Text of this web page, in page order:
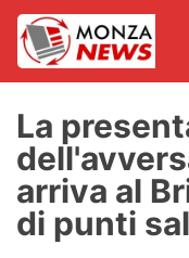
News
AC Monza
La
arriva al
di punti